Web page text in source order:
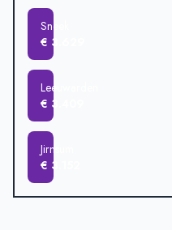
Sneek
€ 3.629
Leeuwarden
€ 3.409
Jirnsum
€ 3.152